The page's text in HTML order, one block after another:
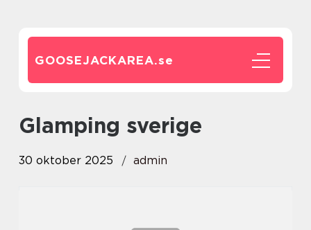
GOOSEJACKAREA.se
glamping sverige
30 oktober 2025 admin